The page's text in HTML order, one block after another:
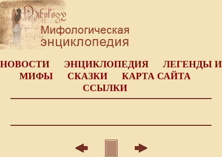
НОВОСТИ ЭНЦИКЛОПЕДИЯ
ЛЕГЕНДЫ И
МИФЫ
СКАЗКИ
КАРТА САЙТА
ССЫЛКИ